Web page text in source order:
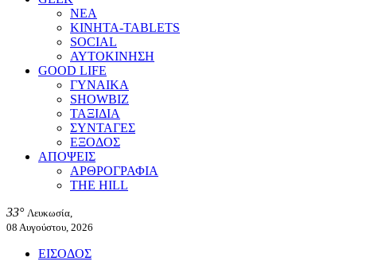
ΝΕΑ
ΚΙΝΗΤΑ-TABLETS
SOCIAL
ΑΥΤΟΚΙΝΗΣΗ
GOOD LIFE
ΓΥΝΑΙΚΑ
SHOWBIZ
ΤΑΞΙΔΙΑ
ΣΥΝΤΑΓΕΣ
ΕΞΟΔΟΣ
ΑΠΟΨΕΙΣ
ΑΡΘΡΟΓΡΑΦΙΑ
THE HILL
33° Λευκωσία,
08 Αυγούστου, 2026
ΕΙΣΟΔΟΣ